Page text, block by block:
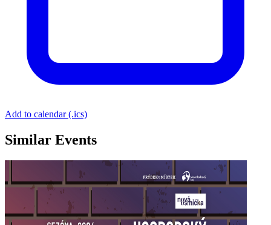
Add to calendar (.ics)
Similar Events